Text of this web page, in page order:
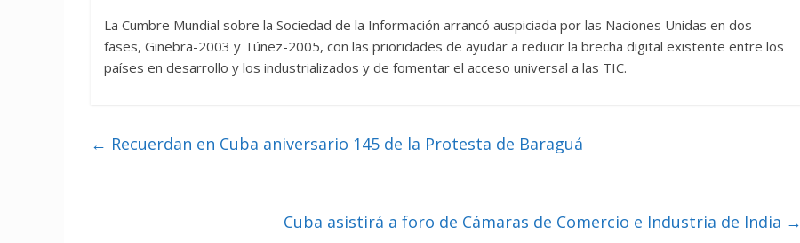
La Cumbre Mundial sobre la Sociedad de la Información arrancó auspiciada por las Naciones Unidas en dos
fases, Ginebra-2003 y Túnez-2005, con las prioridades de ayudar a reducir la brecha digital existente entre los
países en desarrollo y los industrializados y de fomentar el acceso universal a las TIC.
← Recuerdan en Cuba aniversario 145 de la Protesta de Baraguá
Cuba asistirá a foro de Cámaras de Comercio e Industria de India →